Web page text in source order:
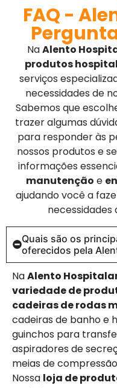
FAQ -
NaAlento
produtos
serviços
necessidades de
Sabemos que
trazer algumas
para responder às
nossos produtos e
informações
manutenção e
ajudando você a
necessidades
Quais são os
oferecidos pela
NaAlento
variedade de
cadeiras de rodas
cadeiras de banho e
guinchos para
aspiradores de
meias de
Nossa loja de